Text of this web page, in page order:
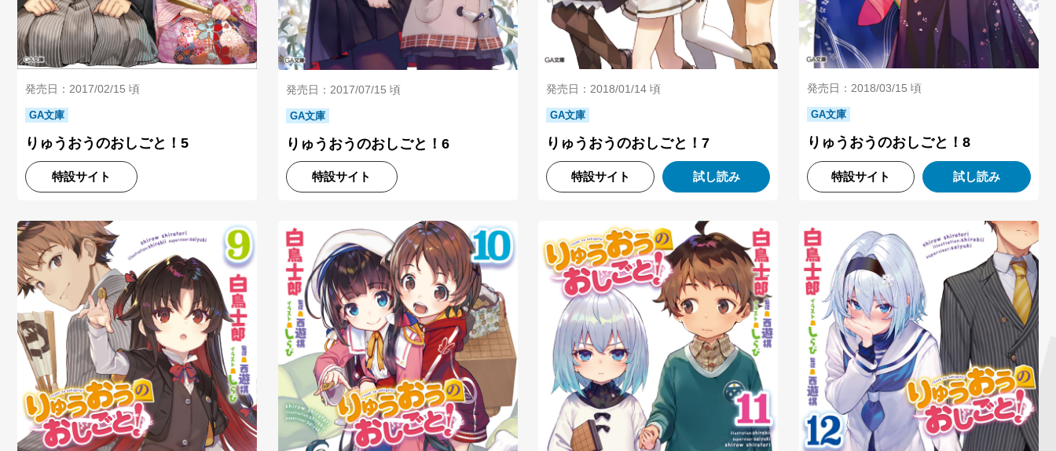
発売日：2017/02/15 頃
GA文庫
りゅうおうのおしごと！5
特設サイト
発売日：2017/07/15 頃
GA文庫
りゅうおうのおしごと！6
特設サイト
発売日：2018/01/14 頃
GA文庫
りゅうおうのおしごと！7
特設サイト 試し読み
発売日：2018/03/15 頃
GA文庫
りゅうおうのおしごと！8
特設サイト 試し読み